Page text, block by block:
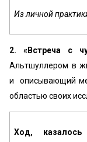
Из личной
2. «Встреча с
Альтшуллером в
и описывающий
областью своих
Ход,